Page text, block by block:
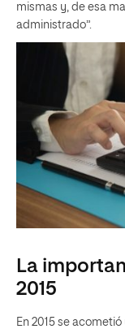
mismas y, de esa
administrado”.
La
2015
En 2015 se